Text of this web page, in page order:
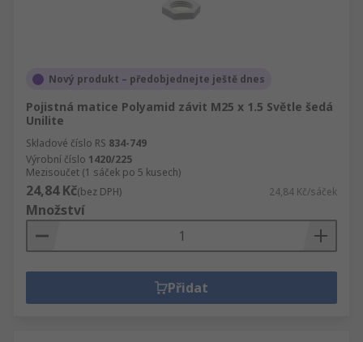
Nový produkt – předobjednejte ještě dnes
Pojistná matice Polyamid závit M25 x 1.5 Světle šedá
Unilite
Skladové číslo RS 834-749
Výrobní číslo 1420/225
Mezisoučet (1 sáček po 5 kusech)
24,84 Kč(bez DPH) 24,84 Kč/sáček
Množství
Přidat